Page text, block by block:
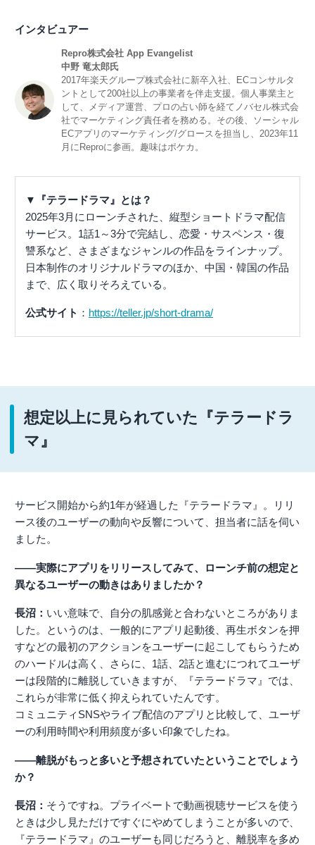
インタビュアー
Repro株式会社 App Evangelist
中野 竜太郎氏
2017年楽天グループ株式会社に新卒入社、ECコンサルタ
ントとして200社以上の事業者を伴走支援。個人事業主と
して、メディア運営、プロの占い師を経てノバセル株式会
社でマーケティング責任者を務める。その後、ソーシャル
ECアプリのマーケティング/グロースを担当し、2023年11
月にReproに参画。趣味はポケカ。
▼『テラードラマ』とは？
2025年3月にローンチされた、縦型ショートドラマ配信
サービス。1話1～3分で完結し、恋愛・サスペンス・復
讐系など、さまざまなジャンルの作品をラインナップ。
日本制作のオリジナルドラマのほか、中国・韓国の作品
まで、広く取りそろえている。
公式サイト ： https://teller.jp/short-drama/
想定以上に見られていた『テラードラ
マ』
サービス開始から約1年が経過した『テラードラマ』。リリ
ース後のユーザーの動向や反響について、担当者に話を伺い
ました。
――実際にアプリをリリースしてみて、ローンチ前の想定と
異なるユーザーの動きはありましたか？
長沼： いい意味で、自分の肌感覚と合わないところがありま
した。というのは、一般的にアプリ起動後、再生ボタンを押
すなどの最初のアクションをユーザーに起こしてもらうため
のハードルは高く、さらに、1話、2話と進むにつれてユーザ
ーは段階的に離脱していきますが、『テラードラマ』では、
これらが非常に低く抑えられていたんです。
コミュニティSNSやライブ配信のアプリと比較して、ユーザ
ーの利用時間や利用頻度が多い印象でしたね。
――離脱がもっと多いと予想されていたということでしょう
か？
長沼： そうですね。プライベートで動画視聴サービスを使う
ときは少し見ただけですぐにやめてしまうことが多いので、
『テラードラマ』のユーザーも同じだろうと、離脱率を多め